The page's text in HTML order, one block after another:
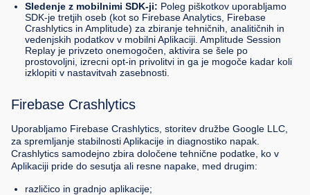
Sledenje z mobilnimi SDK-ji: Poleg piškotkov uporabljamo
SDK-je tretjih oseb (kot so Firebase Analytics, Firebase
Crashlytics in Amplitude) za zbiranje tehničnih, analitičnih in
vedenjskih podatkov v mobilni Aplikaciji. Amplitude Session
Replay je privzeto onemogočen, aktivira se šele po
prostovoljni, izrecni opt-in privolitvi in ga je mogoče kadar koli
izklopiti v nastavitvah zasebnosti.
Firebase Crashlytics
Uporabljamo Firebase Crashlytics, storitev družbe Google LLC,
za spremljanje stabilnosti Aplikacije in diagnostiko napak.
Crashlytics samodejno zbira določene tehnične podatke, ko v
Aplikaciji pride do sesutja ali resne napake, med drugim:
različico in gradnjo aplikacije;